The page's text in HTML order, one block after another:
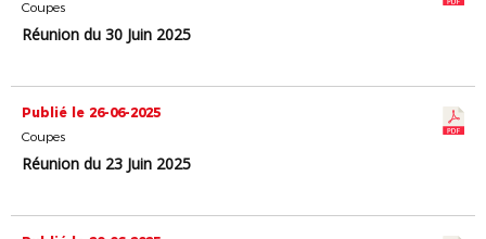
Coupes
Réunion du 30 Juin 2025
Publié le 26-06-2025
Coupes
Réunion du 23 Juin 2025